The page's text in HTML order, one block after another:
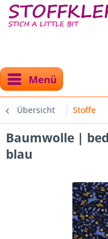
Menü
Übersicht Stoffe
Baumwolle |
blau